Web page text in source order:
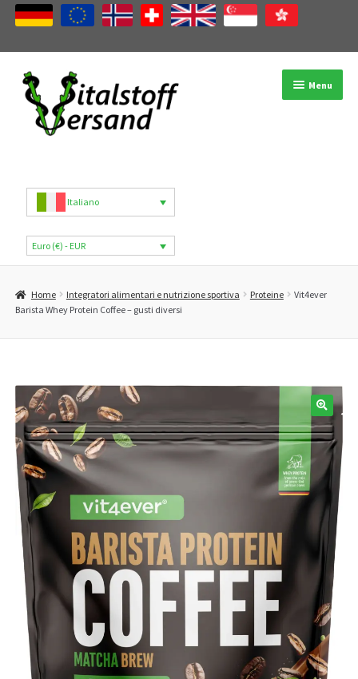
Vai
alla
navigazione
Vai
contenuto
Menu
Categorie di prodotti
Marchi
B2B
Italiano
Euro (€) - EUR
Home Integratori alimentari e nutrizione sportiva Proteine
Vit4ever
Barista Whey Protein Coffee – gusti diversi
🔍